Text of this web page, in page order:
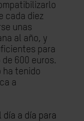
cada diez
unas
al año, y
para
600 euros.
ha tenido
a
día a día para